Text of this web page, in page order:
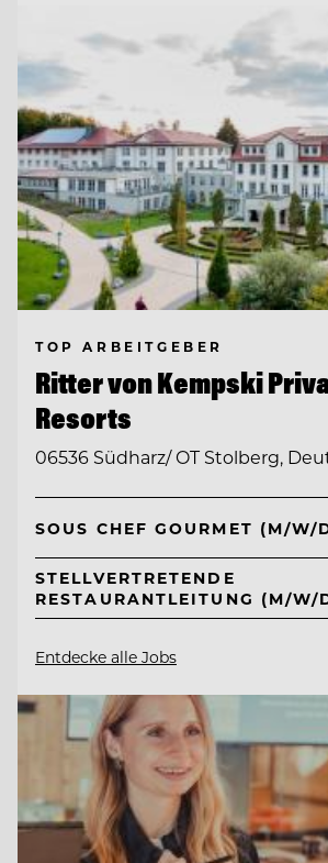
TOP ARBEITGEBER
Ritter von Kempski
Resorts
06536 Südharz/ OT Stolberg,
SOUS CHEF GOURMET (M/W/
STELLVERTRETENDE
RESTAURANTLEITUNG (M/W/
Entdecke alle Jobs